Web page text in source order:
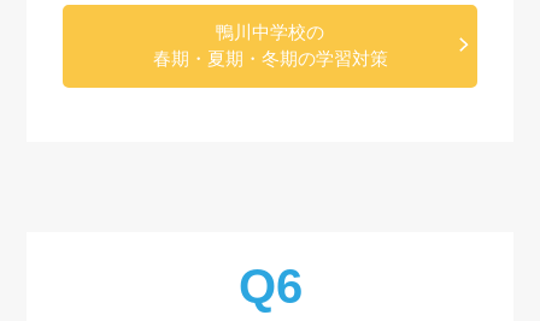
鴨川中学校の
春期・夏期・冬期の学習対策